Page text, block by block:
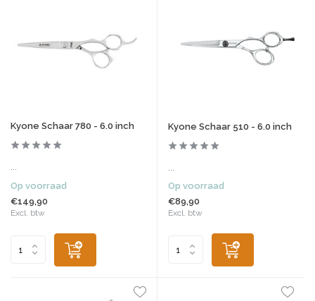
Kyone Schaar 780 - 6.0 inch
...
Op voorraad
€149,90
Excl. btw
Kyone Schaar 510 - 6.0 inch
...
Op voorraad
€89,90
Excl. btw